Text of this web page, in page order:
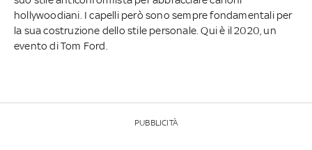
hollywoodiani. I capelli però sono sempre fondamentali per
la sua costruzione dello stile personale. Qui è il 2020, un
evento di Tom Ford.
PUBBLICITÀ